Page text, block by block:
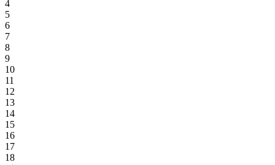
4
5
6
7
8
9
10
11
12
13
14
15
16
17
18